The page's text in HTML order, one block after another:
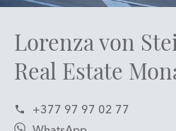
Lorenza von
Real Estate
+377 97 97 02 77